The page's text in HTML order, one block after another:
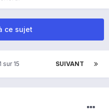
ce sujet
SUIVANT
sur 15